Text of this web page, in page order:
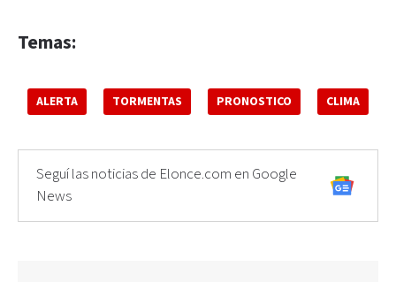
Temas:
ALERTA TORMENTAS PRONOSTICO CLIMA
Seguí las noticias de Elonce.com en Google
News